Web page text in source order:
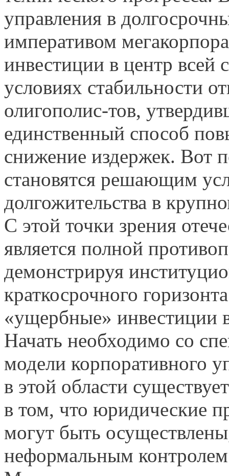
управления в
императивом
инвестиции в центр всей
условиях стабильности
олигополис-тов,
единственный способ
снижение издержек. Вот
становятся решающим
долгожительства в
С этой точки зрения
является полной
демонстрируя
краткосрочного
«ущербные» инвестиции
Начать необходимо со
модели корпоративного
в этой области
в том, что юридические
могут быть
неформальным